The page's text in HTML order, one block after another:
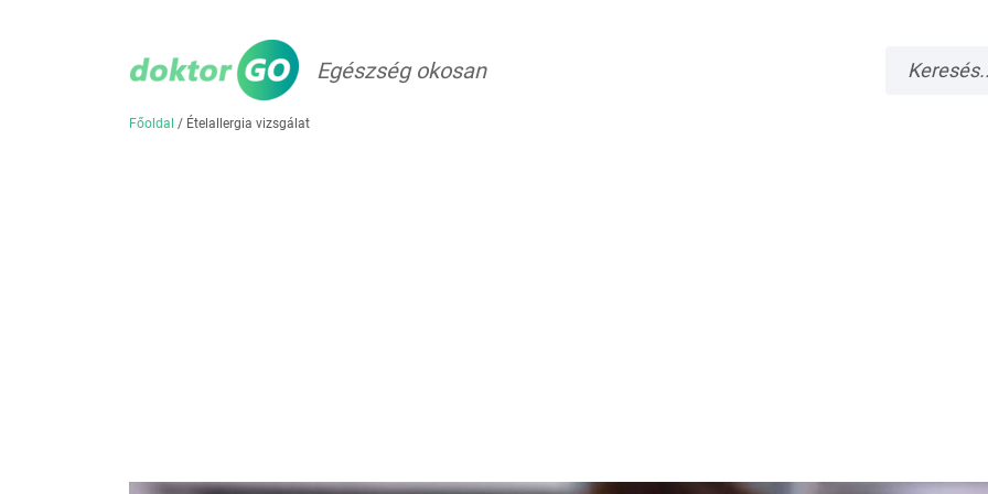
Egészség okosan
Főoldal / Ételallergia vizsgálat